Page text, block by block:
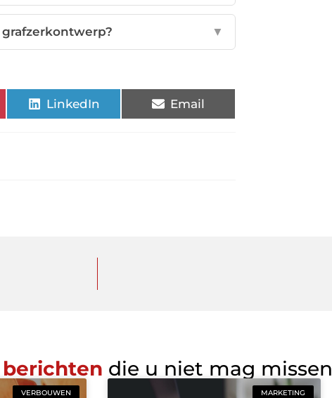
▼
LinkedIn Email
die u niet mag missen
VERBOUWEN MARKETING